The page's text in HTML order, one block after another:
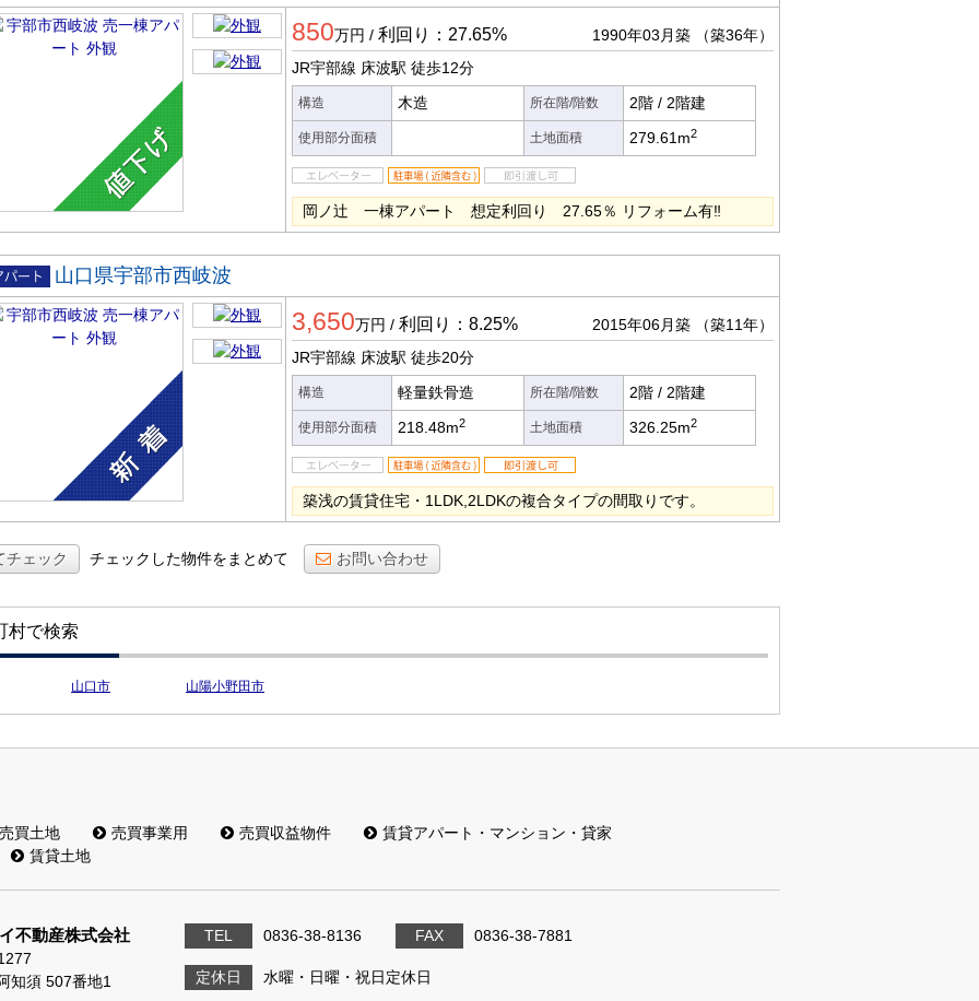
棟ア
ト
850万円 / 利回り：27.65% 1990年03月築
（築36年）
JR宇部線 床波駅 徒歩12分
構造 木造 所在階/階数 2階 / 2階建
使用部分面積 土地面積 279.61m2
岡ノ辻 一棟アパート 想定利回り 27.65％ リフォーム有‼
棟ア
ト
山口県宇部市西岐波
3,650万円 / 利回り：8.25% 2015年06月築
（築11年）
JR宇部線 床波駅 徒歩20分
構造 軽量鉄骨造 所在階/階数 2階 / 2階建
使用部分面積 218.48m2 土地面積 326.25m2
築浅の賃貸住宅・1LDK,2LDKの複合タイプの間取りです。
チェック チェックした物件をまとめて お問い合わせ
村で検索
山口市 山陽小野田市
売買土地 売買事業用 売買収益物件
賃貸アパート・マンション・貸家
賃貸土地
不動産株式会社
知須 507番地1
TEL 0836-38-8136 FAX 0836-38-7881
定休日 水曜・日曜・祝日定休日